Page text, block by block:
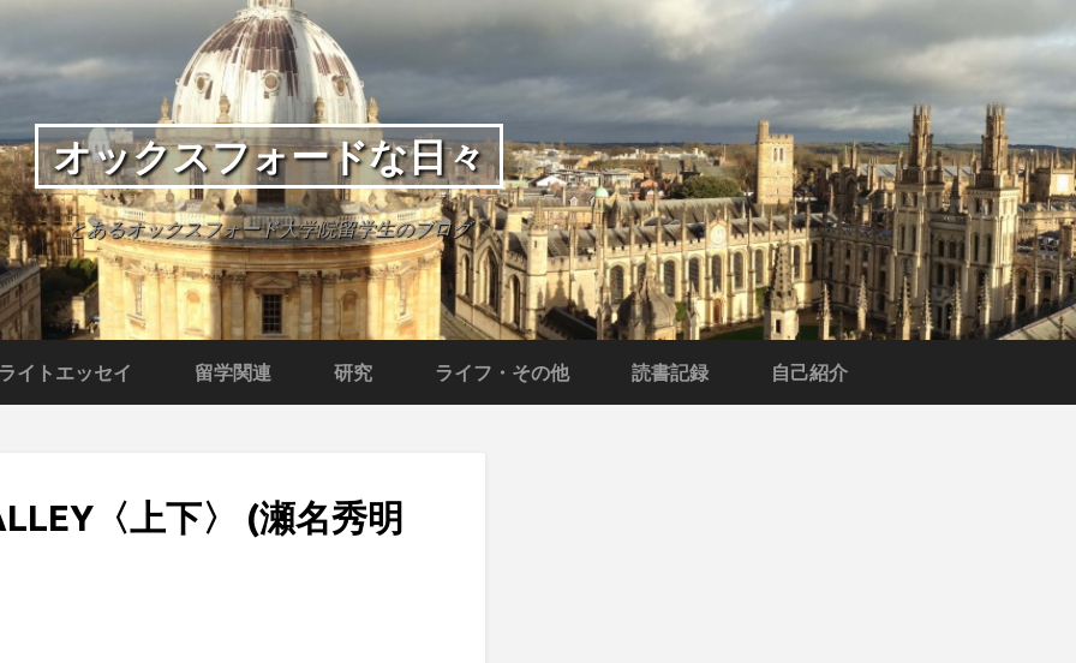
オックスフォードな日々
とあるオックスフォード大学院留学生のブログ
イトエッセイ 留学関連 研究 ライフ・その他 読書記録 自己紹介
〈上下〉 (瀬名秀明